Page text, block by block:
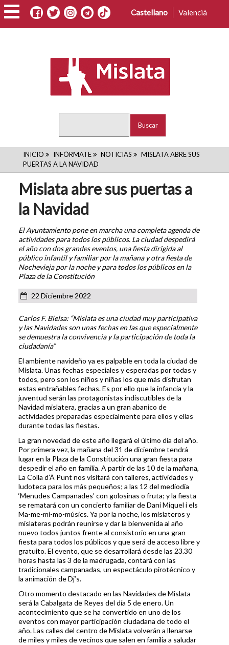
Pasar
al
contenido
Castellano Valencià
RUTA
DE
NAVEGACIÓN
INICIO INFÓRMATE NOTICIAS
MISLATA ABRE SUS
PUERTAS A LA NAVIDAD
Mislata abre sus puertas a
la Navidad
El Ayuntamiento pone en marcha una completa agenda de
actividades para todos los públicos. La ciudad despedirá
el año con dos grandes eventos, una fiesta dirigida al
público infantil y familiar por la mañana y otra fiesta de
Nochevieja por la noche y para todos los públicos en la
Plaza de la Constitución
22 Diciembre 2022
Carlos F. Bielsa: “Mislata es una ciudad muy participativa
y las Navidades son unas fechas en las que especialmente
se demuestra la convivencia y la participación de toda la
ciudadanía”
El ambiente navideño ya es palpable en toda la ciudad de
Mislata. Unas fechas especiales y esperadas por todas y
todos, pero son los niños y niñas los que más disfrutan
estas entrañables fechas. Es por ello que la infancia y la
juventud serán las protagonistas indiscutibles de la
Navidad mislatera, gracias a un gran abanico de
actividades preparadas especialmente para ellos y ellas
durante todas las fiestas.
La gran novedad de este año llegará el último día del año.
Por primera vez, la mañana del 31 de diciembre tendrá
lugar en la Plaza de la Constitución una gran fiesta para
despedir el año en familia. A partir de las 10 de la mañana,
La Colla d’À Punt nos visitará con talleres, actividades y
ludoteca para los más pequeños; a las 12 del mediodía
‘Menudes Campanades’ con golosinas o fruta; y la fiesta
se rematará con un concierto familiar de Dani Miquel i els
Ma-me-mi-mo-músics. Ya por la noche, los mislateros y
mislateras podrán reunirse y dar la bienvenida al año
nuevo todos juntos frente al consistorio en una gran
fiesta para todos los públicos y que será de acceso libre y
gratuito. El evento, que se desarrollará desde las 23.30
horas hasta las 3 de la madrugada, contará con las
tradicionales campanadas, un espectáculo pirotécnico y
la animación de Dj’s.
Otro momento destacado en las Navidades de Mislata
será la Cabalgata de Reyes del día 5 de enero. Un
acontecimiento que se ha convertido en uno de los
eventos con mayor participación ciudadana de todo el
año. Las calles del centro de Mislata volverán a llenarse
de miles y miles de vecinos que salen en familia a saludar